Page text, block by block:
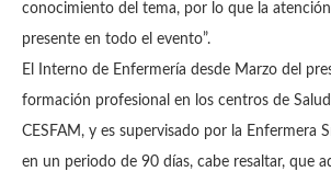
conocimiento del tema, por lo que la
presente en todo el evento”.
El Interno de Enfermería desde Marzo del
formación profesional en los centros de
CESFAM, y es supervisado por la Enfermera
en un periodo de 90 días, cabe resaltar, que